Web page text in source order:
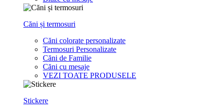
Căni și termosuri
Căni colorate personalizate
Termosuri Personalizate
Căni de Familie
Căni cu mesaje
VEZI TOATE PRODUSELE
Stickere